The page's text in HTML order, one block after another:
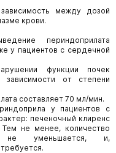
между дозой
крови.
периндоприлата
у пациентов с сердечной
функции почек
от степени
составляет 70 мл/мин.
у пациентов с
печеночный клиренс
не менее, количество
не уменьшается, и,